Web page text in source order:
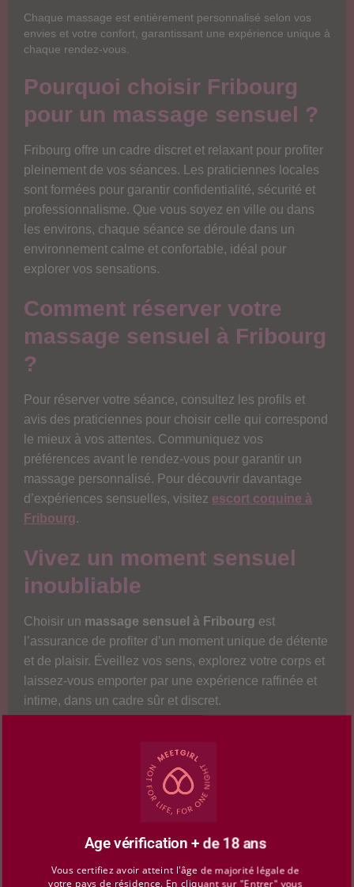
Chaque massage est entièrement personnalisé selon vos
envies et votre confort, garantissant une expérience unique à
chaque rendez-vous.
Pourquoi choisir Fribourg
pour un massage sensuel ?
Fribourg offre un cadre discret et relaxant pour profiter
pleinement de vos séances. Les praticiennes locales
sont formées pour garantir confidentialité, sécurité et
professionnalisme. Que vous soyez en ville ou dans
les environs, chaque séance se déroule dans un
environnement calme et confortable, idéal pour
explorer vos sensations.
Comment réserver votre
massage sensuel à Fribourg
?
Pour réserver votre séance, consultez les profils et
avis des praticiennes pour choisir celle qui correspond
le mieux à vos attentes. Communiquez vos
préférences avant le rendez-vous pour garantir un
massage personnalisé. Pour découvrir davantage
d’expériences sensuelles, visitez escort coquine à
Fribourg.
Vivez un moment sensuel
inoubliable
Choisir un massage sensuel à Fribourg est
l’assurance de profiter d’un moment unique de détente
et de plaisir. Éveillez vos sens, explorez votre corps et
laissez-vous emporter par une expérience raffinée et
intime, dans un cadre sûr et discret.
Age vérification + de 18 ans
Vous certifiez avoir atteint l'âge de majorité légale de
votre pays de résidence. En cliquant sur "Entrer" vous